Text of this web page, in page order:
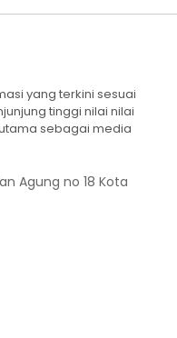
yang terkini sesuai
tinggi nilai nilai
sebagai media
Agung no 18 Kota